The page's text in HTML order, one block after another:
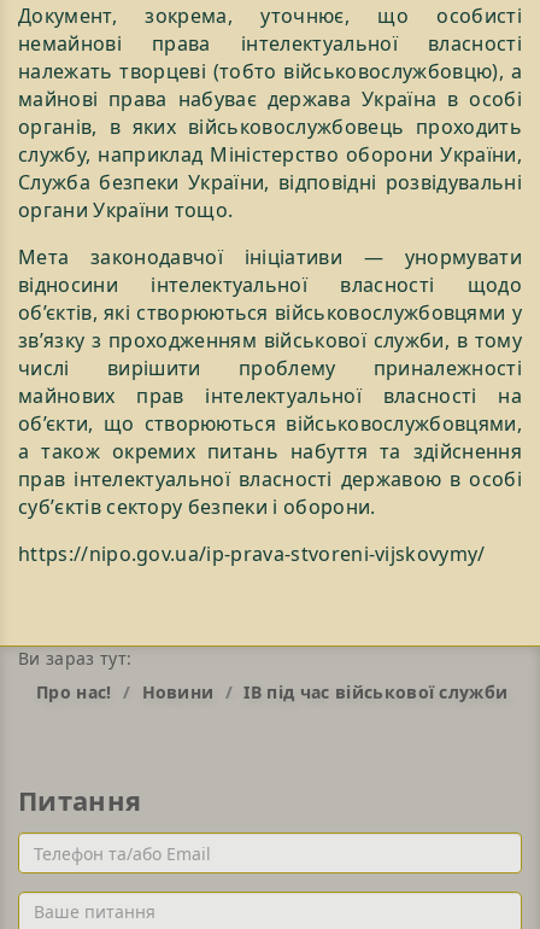
Документ, зокрема, уточнює, що особисті
немайнові права інтелектуальної власності
належать творцеві (тобто військовослужбовцю), а
майнові права набуває держава Україна в особі
органів, в яких військовослужбовець проходить
службу, наприклад Міністерство оборони України,
Служба безпеки України, відповідні розвідувальні
органи України тощо.
Мета законодавчої ініціативи — унормувати
відносини інтелектуальної власності щодо
об’єктів, які створюються військовослужбовцями у
звʼязку з проходженням військової служби, в тому
числі вирішити проблему приналежності
майнових прав інтелектуальної власності на
об’єкти, що створюються військовослужбовцями,
а також окремих питань набуття та здійснення
прав інтелектуальної власності державою в особі
субʼєктів сектору безпеки і оборони.
https://nipo.gov.ua/ip-prava-stvoreni-vijskovymy/
Ви зараз тут:
Про нас!
Новини ІВ під час військової служби
Питання
Телефон
та/
або
Email
Ваше